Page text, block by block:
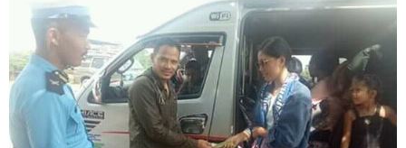
कर्णाली
सुदूरपश्चिम
मधेश
विशेष